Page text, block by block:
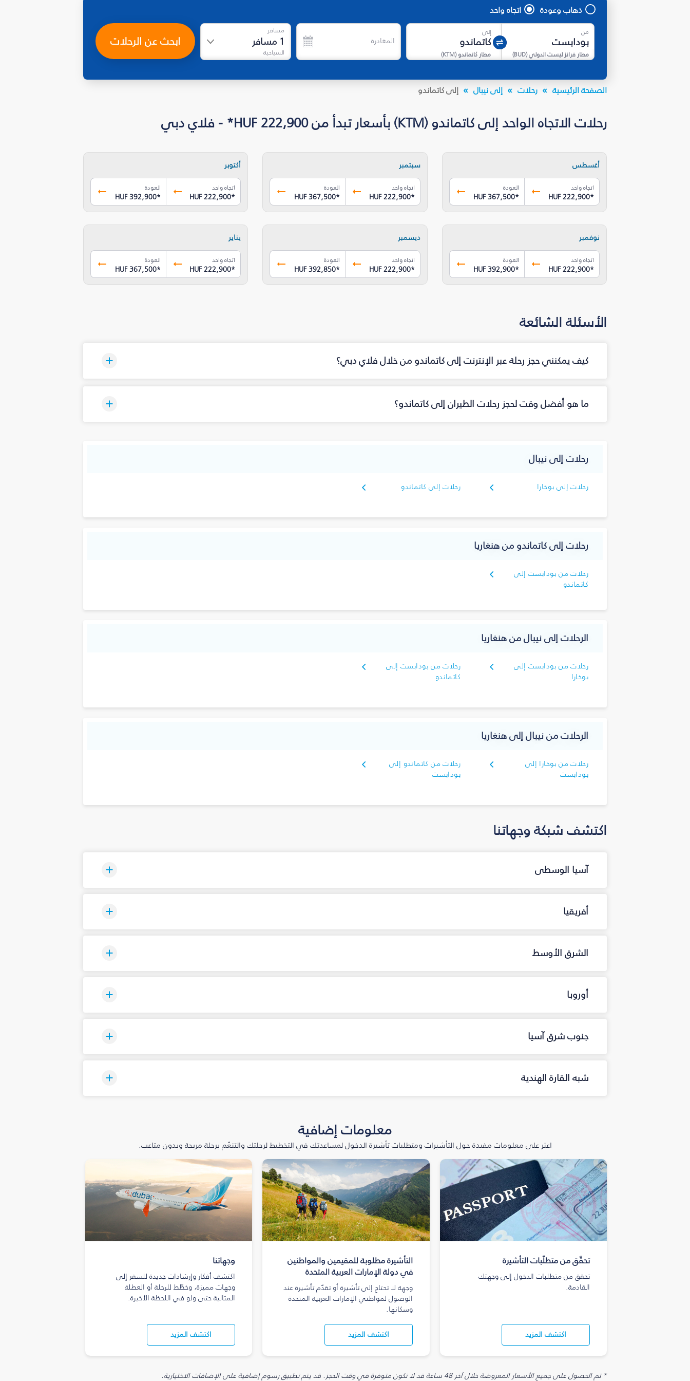
ذهاب وعودة اتجاه واحد
من
مطار فرانز ليست الدولي(
BUD
)
إلى
مطار كاتماندو(
KTM
)
المغادرة
مسافر
1 مسافر
السياحية
ابحث عن الرحلات
الصفحة الرئيسية رحلات إلى نيبال إلى كاتماندو
رحلات الاتجاه الواحد إلى كاتماندو (KTM) بأسعار تبدأ من HUF 222,900* - فلاي دبي
أغسطس
اتجاه واحد
HUF 222,900*
العودة
HUF 367,500*
سبتمبر
اتجاه واحد
HUF 222,900*
العودة
HUF 367,500*
أكتوبر
اتجاه واحد
HUF 222,900*
العودة
HUF 392,900*
نوفمبر
اتجاه واحد
HUF 222,900*
العودة
HUF 392,900*
ديسمبر
اتجاه واحد
HUF 222,900*
العودة
HUF 392,850*
يناير
اتجاه واحد
HUF 222,900*
العودة
HUF 367,500*
الأسئلة الشائعة
كيف يمكنني حجز رحلة عبر الإنترنت إلى كاتماندو من خلال فلاي دبي؟
ما هو أفضل وقت لحجز رحلات الطيران إلى كاتماندو؟
رحلات إلى نيبال
رحلات إلى بوخارا رحلات إلى كاتماندو
رحلات إلى كاتماندو من هنغاريا
رحلات من بودابست إلى
كاتماندو
الرحلات إلى نيبال من هنغاريا
رحلات من بودابست إلى
بوخارا
رحلات من بودابست إلى
كاتماندو
الرحلات من نيبال إلى هنغاريا
رحلات من بوخارا إلى
بودابست
رحلات من كاتماندو إلى
بودابست
اكتشف شبكة وجهاتنا
آسيا الوسطى
أفريقيا
الشرق الأوسط
أوروبا
جنوب شرق آسيا
شبه القارة الهندية
معلومات إضافية
اعثر على معلومات مفيدة حول التأشيرات ومتطلبات تأشيرة الدخول لمساعدتك في التخطيط لرحلتك والتنعّم برحلة مريحة وبدون متاعب.
تحقّق من متطلّبات التأشيرة
تحقق من متطلبات الدخول إلى وجهتك
القادمة.
اكتشف المزيد
التأشيرة مطلوبة للمقيمين والمواطنين
في دولة الإمارات العربية المتحدة
وجهة لا تحتاج إلى تأشيرة أو تقدّم تأشيرة عند
الوصول لمواطني الإمارات العربية المتحدة
وسكانها.
اكتشف المزيد
وجهاتنا
اكتشف أفكار وإرشادات جديدة للسفر إلى
وجهات مميزة، وخطّط للرحلة أو العطلة
المثالية حتى ولو في اللحظة الأخيرة.
اكتشف المزيد
* تم الحصول على جميع الأسعار المعروضة خلال آخر 48 ساعة قد لا تكون متوفرة في وقت الحجز. قد يتم تطبيق رسوم إضافية على الإضافات الاختيارية.